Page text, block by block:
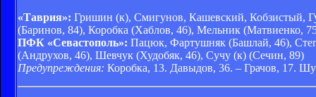
«Таврия»: Гришин (к), Смигунов, Кашевский, Кобзистый,
(Баринов, 84), Коробка (Хаблов, 46), Мельник (Матвиенко,
ПФК «Севастополь»: Пацюк, Фартушняк (Башлай, 46),
(Андрухов, 46), Шевчук (Худобяк, 46), Сучу (к) (Сечин, 89)
Предупреждения: Коробка, 13. Давыдов, 36. – Грачов, 17.